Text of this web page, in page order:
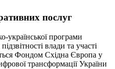
послуг
української програми
влади та участі
Фондом Східна Європа у
трансформації України